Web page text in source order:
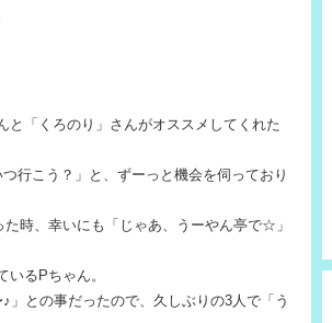
と「くろのり」さんがオススメしてくれた
行こう？」と、ずーっと機会を伺っており
時、幸いにも「じゃあ、うーやん亭で☆」
るPちゃん。
」との事だったので、久しぶりの3人で「う